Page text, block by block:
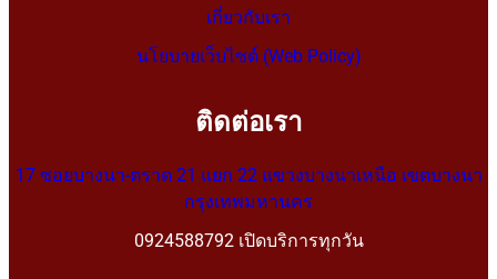
เกี่ยวกับเรา
นโยบายเว็บไซต์ (Web Policy)
ติดต่อเรา
17 ซอยบางนา-ตราด 21 แยก 22 แขวงบางนาเหนือ เขตบางนา
กรุงเทพมหานคร
0924588792 เปิดบริการทุกวัน